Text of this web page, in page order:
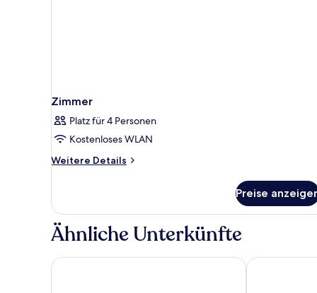
Zimmer
Platz für 4 Personen
Kostenloses WLAN
Weitere Details
Weitere
Preise
Ähnliche Unterkünfte
Park Plaza Histria Pula Family Resort